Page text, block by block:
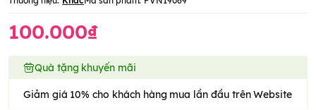
100.000₫
Quà tặng khuyến mãi
Giảm giá 10% cho khách hàng mua lần đầu trên Website